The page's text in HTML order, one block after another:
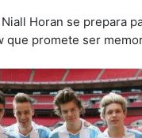
Horan se prepara
que promete ser